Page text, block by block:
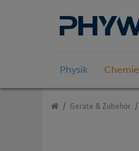
Physik Chemie
Geräte & Zubehör